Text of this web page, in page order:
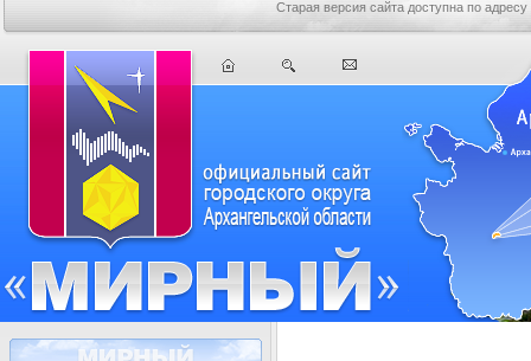
Старая версия сайта доступна по адресу